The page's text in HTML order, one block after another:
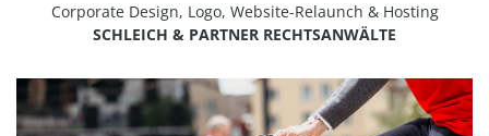
Corporate Design, Logo, Website-Relaunch & Hosting
SCHLEICH & PARTNER RECHTSANWÄLTE